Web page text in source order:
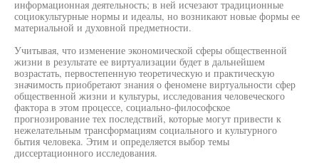
информационная деятельность; в ней исчезают традиционные
социокультурные нормы и идеалы, но возникают новые формы ее
материальной и духовной предметности.
Учитывая, что изменение экономической сферы общественной
жизни в результате ее виртуализации будет в дальнейшем
возрастать, первостепенную теоретическую и практическую
значимость приобретают знания о феномене виртуальности сфер
общественной жизни и культуры, исследования человеческого
фактора в этом процессе, социально-философское
прогнозирование тех последствий, которые могут привести к
нежелательным трансформациям социального и культурного
бытия человека. Этим и определяется выбор темы
диссертационного исследования.